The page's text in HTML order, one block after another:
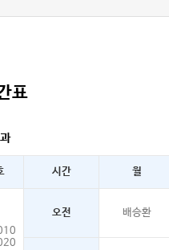
표
시간 월
오전 배승환